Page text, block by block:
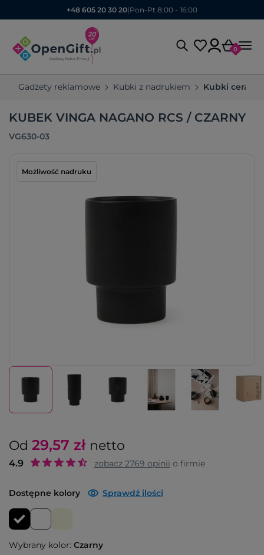
+48 605 20 30 20| Pon-Pt 8:00 - 16:00
0
Gadżety reklamowe Kubki z nadrukiem Kubki
KUBEK VINGA NAGANO RCS / CZARNY
VG630-03
Możliwość nadruku
Od 29,57 zł netto
4.9 zobacz 2769 opinii o firmie
Dostępne kolory Sprawdź ilości
Wybrany kolor: Czarny